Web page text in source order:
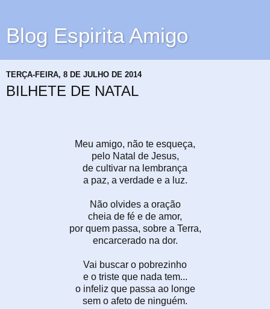
Blog Espirita Amigo
TERÇA-FEIRA, 8 DE JULHO DE 2014
BILHETE DE NATAL
Meu amigo, não te esqueça,
pelo Natal de Jesus,
de cultivar na lembrança
a paz, a verdade e a luz.
Não olvides a oração
cheia de fé e de amor,
por quem passa, sobre a Terra,
encarcerado na dor.
Vai buscar o pobrezinho
e o triste que nada tem...
o infeliz que passa ao longe
sem o afeto de ninguém.